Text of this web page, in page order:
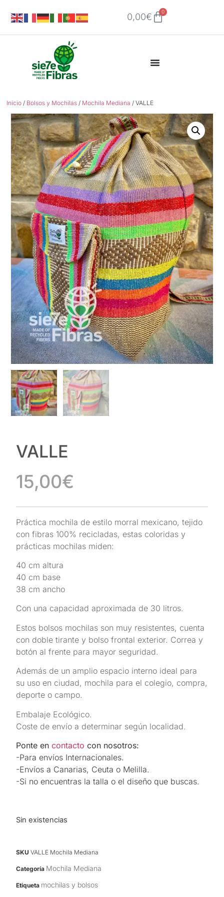
0,00€ 0
Inicio / Bolsos y Mochilas / Mochila Mediana / VALLE
VALLE
15,00€
Práctica mochila de estilo morral mexicano, tejido
con fibras 100% recicladas, estas coloridas y
prácticas mochilas miden:
40 cm altura
40 cm base
38 cm ancho
Con una capacidad aproximada de 30 litros.
Estos bolsos mochilas son muy resistentes, cuenta
con doble tirante y bolso frontal exterior. Correa y
botón al frente para mayor seguridad.
Además de un amplio espacio interno ideal para
su uso en ciudad, mochila para el colegio, compra,
deporte o campo.
Embalaje Ecológico.
Coste de envío a determinar según localidad.
Ponte encontacto con nosotros:
-Para envíos Internacionales.
-Envíos a Canarias, Ceuta o Melilla.
-Si no encuentras la talla o el diseño que buscas.
Sin existencias
SKUVALLE Mochila Mediana
Categoría Mochila Mediana
Etiqueta mochilas y bolsos